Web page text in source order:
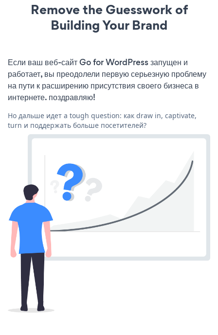
Remove the Guesswork of
Building Your Brand
Если ваш веб-сайт Go for WordPress запущен и
работает, вы преодолели первую серьезную проблему
на пути к расширению присутствия своего бизнеса в
интернете. поздравляю!
Но дальше идет a tough question: как draw in, captivate,
turn и поддержать больше посетителей?